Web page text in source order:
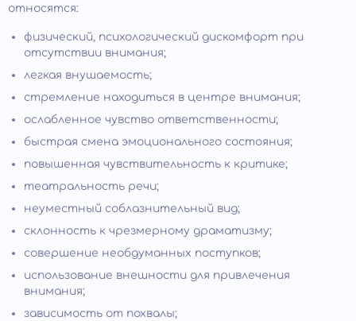
относятся:
физический, психологический дискомфорт при
отсутствии внимания;
легкая внушаемость;
стремление находиться в центре внимания;
ослабленное чувство ответственности;
быстрая смена эмоционального состояния;
повышенная чувствительность к критике;
театральность речи;
неуместный соблазнительный вид;
склонность к чрезмерному драматизму;
совершение необдуманных поступков;
использование внешности для привлечения
внимания;
зависимость от похвалы;